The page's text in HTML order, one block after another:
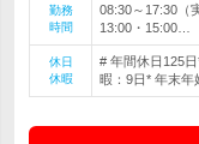
勤務
時間
08:30～17:30（
13:00・15:00…
休日
休暇
# 年間休日125
暇：9日* 年末年